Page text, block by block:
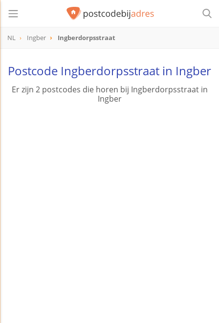
NL Ingber Ingberdorpsstraat
Postcode Ingberdorpsstraat in Ingber
Er zijn 2 postcodes die horen bij Ingberdorpsstraat in
Ingber